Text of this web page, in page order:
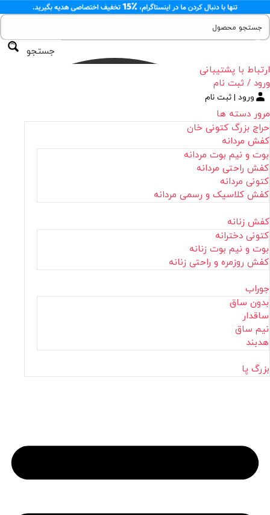
جستجو
ارتباط با پشتیبانی
ورود / ثبت نام
ورود | ثبت نام
مرور دسته ها
حراج بزرگ کتونی خان
کفش مردانه
بوت و نیم بوت مردانه
کفش راحتی مردانه
کتونی مردانه
کفش کلاسیک و رسمی مردانه
کفش زنانه
کتونی دخترانه
بوت و نیم بوت زنانه
کفش روزمره و راحتی زنانه
جوراب
بدون ساق
ساقدار
نیم ساق
هدبند
بزرگ پا